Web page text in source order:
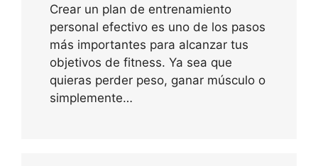
Crear un plan de entrenamiento
personal efectivo es uno de los pasos
más importantes para alcanzar tus
objetivos de fitness. Ya sea que
quieras perder peso, ganar músculo o
simplemente…